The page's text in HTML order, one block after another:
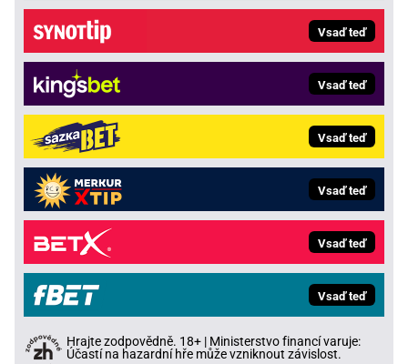
Vsaď teď
Vsaď teď
Vsaď teď
Vsaď teď
Vsaď teď
Vsaď teď
Hrajte zodpovědně. 18+ | Ministerstvo financí varuje:
Účastí na hazardní hře může vzniknout závislost.